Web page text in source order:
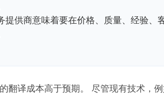
提供商意味着要在价格、质量、经验、
翻译成本高于预期。 尽管现有技术，